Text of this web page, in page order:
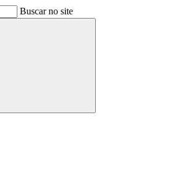
Buscar no site
Buscar